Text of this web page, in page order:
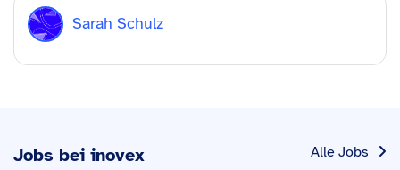
Sarah Schulz
Alle Jobs
Jobs bei inovex